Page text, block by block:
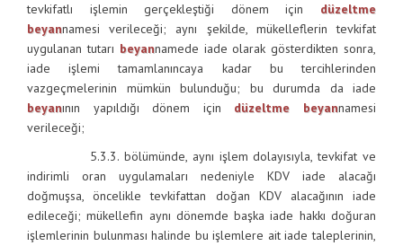
tevkifatlı işlemin gerçekleştiği dönem için düzeltme
beyannamesi verileceği; aynı şekilde, mükelleflerin tevkifat
uygulanan tutarı beyannamede iade olarak gösterdikten sonra,
iade işlemi tamamlanıncaya kadar bu tercihlerinden
vazgeçmelerinin mümkün bulunduğu; bu durumda da iade
beyanının yapıldığı dönem için düzeltme beyannamesi
verileceği;
5.3.3. bölümünde, aynı işlem dolayısıyla, tevkifat ve
indirimli oran uygulamaları nedeniyle KDV iade alacağı
doğmuşsa, öncelikle tevkifattan doğan KDV alacağının iade
edileceği; mükellefin aynı dönemde başka iade hakkı doğuran
işlemlerinin bulunması halinde bu işlemlere ait iade taleplerinin,